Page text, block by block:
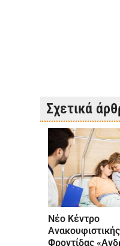
Σχετικά
Νέο Κέντρο
Ανακουφιστικής
Φροντίδας